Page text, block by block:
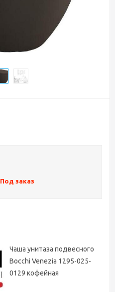
Под заказ
Чаша унитаза подвесного
Bocchi Venezia 1295-025-
0129 кофейная